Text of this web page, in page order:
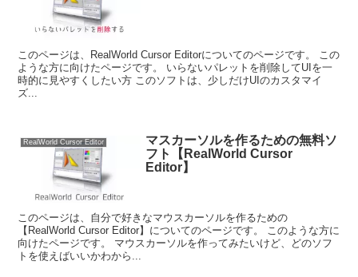
このページは、RealWorld Cursor Editorについてのページです。 この
ような方に向けたページです。 いらないパレットを削除してUIを一
時的に見やすくしたい方 このソフトは、少しだけUIのカスタマイ
ズ...
RealWorld Cursor Editor
マスカーソルを作るための無料ソ
フト【RealWorld Cursor
Editor】
このページは、自分で好きなマウスカーソルを作るための
【RealWorld Cursor Editor】についてのページです。 このような方に
向けたページです。 マウスカーソルを作ってみたいけど、どのソフ
トを使えばいいかわから...